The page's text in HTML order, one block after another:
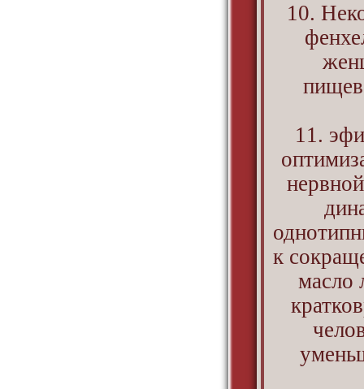
10.
11.
к
масло